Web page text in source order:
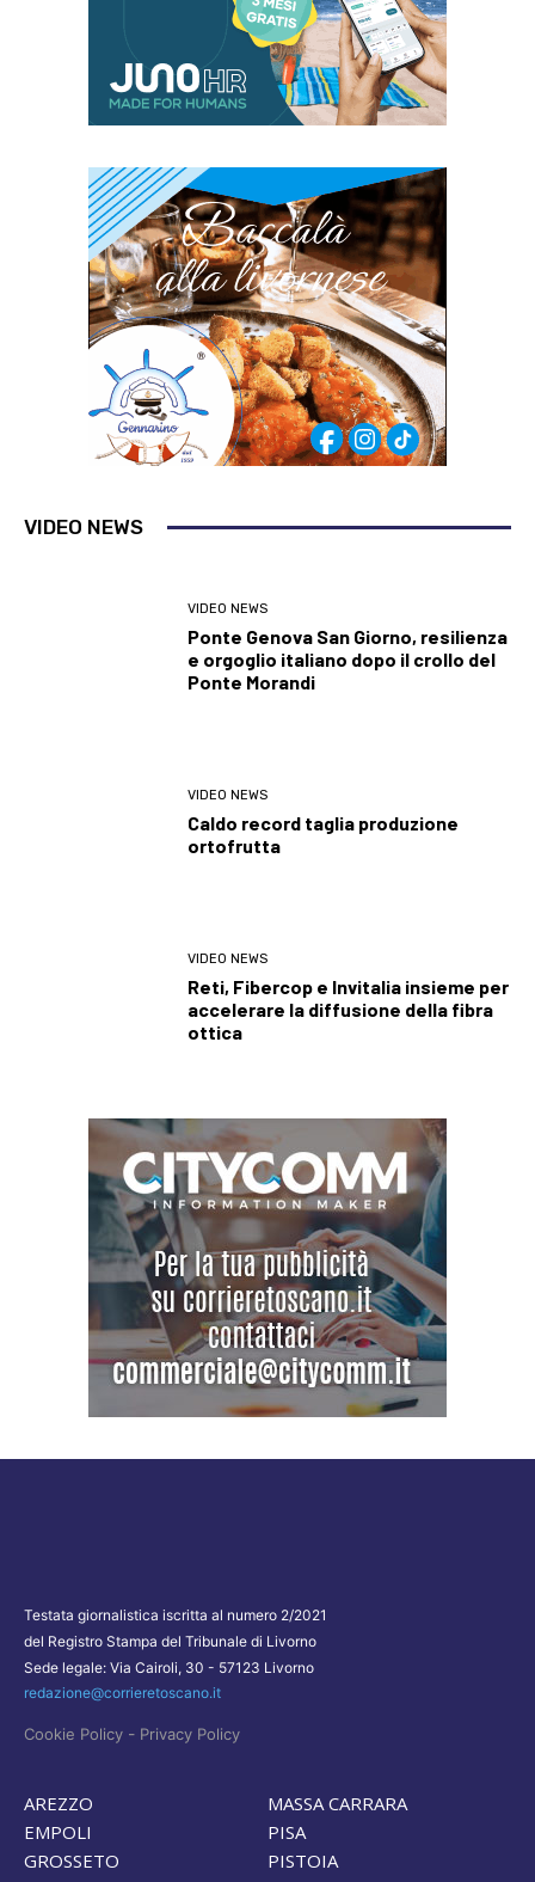
VIDEO NEWS
VIDEO NEWS
Ponte Genova San Giorno, resilienza
e orgoglio italiano dopo il crollo del
Ponte Morandi
VIDEO NEWS
Caldo record taglia produzione
ortofrutta
VIDEO NEWS
Reti, Fibercop e Invitalia insieme per
accelerare la diffusione della fibra
ottica
Testata giornalistica iscritta al numero 2/2021
del Registro Stampa del Tribunale di Livorno
Sede legale: Via Cairoli, 30 - 57123 Livorno
redazione@corrieretoscano.it
Cookie Policy - Privacy Policy
AREZZO
EMPOLI
GROSSETO
MASSA CARRARA
PISA
PISTOIA